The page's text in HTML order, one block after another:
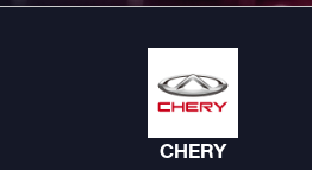
CHERY